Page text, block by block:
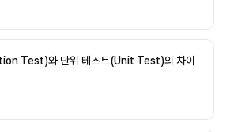
Test)와 단위 테스트(Unit Test)의 차이